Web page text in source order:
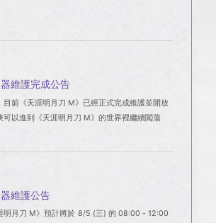
維護完成公告
目前《天涯明月刀 M》已經正式完成維護並開放
可以進到《天涯明月刀 M》的世界裡繼續闖蕩
維護公告
明月刀 M》預計將於 8/5 (三) 的 08:00 - 12:00